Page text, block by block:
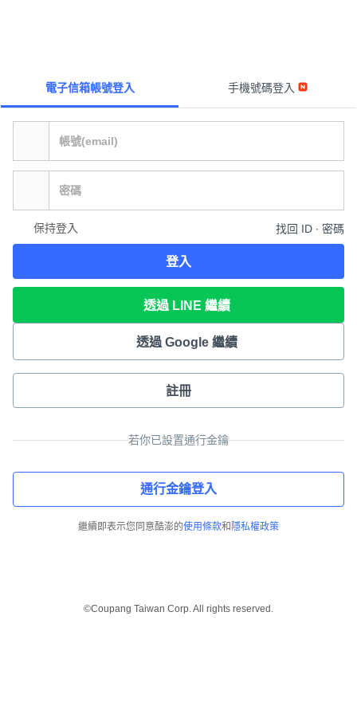
電子信箱帳號登入 手機號碼登入
保持登入 找回 ID ∙ 密碼
登入
透過 LINE 繼續
透過 Google 繼續
註冊
若你已設置通行金鑰
通行金鑰登入
繼續即表示您同意酷澎的使用條款和 隱私權政策
©Coupang Taiwan Corp. All rights reserved.